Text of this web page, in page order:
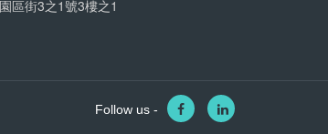
街3之1號3樓之1
Follow us -